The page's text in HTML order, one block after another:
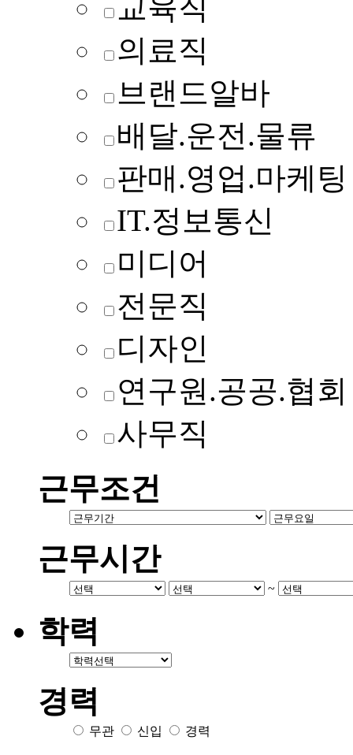
교육직
의료직
브랜드알바
배달.운전.물류
판매.영업.마케팅
IT.정보통신
미디어
전문직
디자인
연구원.공공.협회
사무직
근무조건
근무시간
~
학력
경력
무관 신입 경력